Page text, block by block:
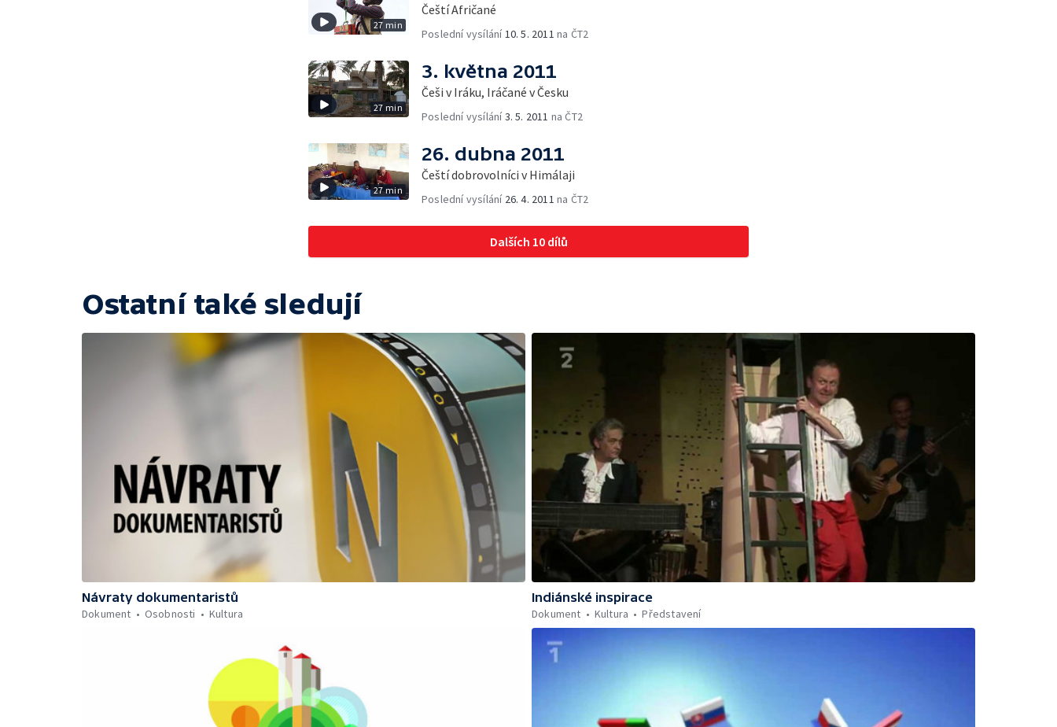
27 min
Čeští Afričané
Poslední vysílání10. 5. 2011 na ČT2
27 min
3. května 2011
Češi v Iráku, Iráčané v Česku
Poslední vysílání3. 5. 2011 na ČT2
27 min
26. dubna 2011
Čeští dobrovolníci v Himálaji
Poslední vysílání 26. 4. 2011 na ČT2
Dalších 10 dílů
Ostatní také sledují
Návraty dokumentaristů
Dokument
Osobnosti Kultura
Indiánské inspirace
Dokument
Kultura Představení